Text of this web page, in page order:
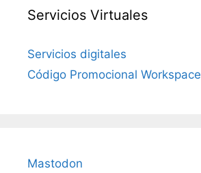
Servicios Virtuales
Servicios digitales
Código Promocional Workspace
Mastodon